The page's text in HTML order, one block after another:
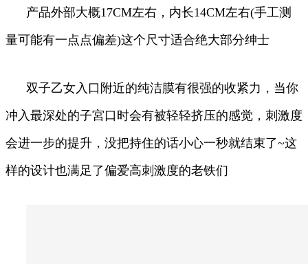
产品外部大概17CM左右，内长14CM左右(手工测
量可能有一点点偏差)这个尺寸适合绝大部分绅士
双子乙女入口附近的纯洁膜有很强的收紧力，当你
冲入最深处的子宮口时会有被轻轻挤压的感觉，刺激度
会进一步的提升，没把持住的话小心一秒就结束了~这
样的设计也满足了偏爱高刺激度的老铁们